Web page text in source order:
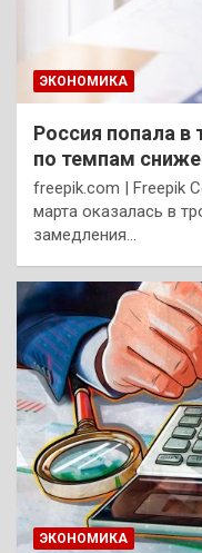
ЭКОНОМИКА
Россия попала в
по темпам
freepik.com | Freepik
марта оказалась в
замедления…
ЭКОНОМИКА